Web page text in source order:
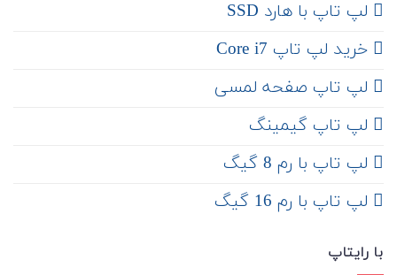
لپ تاپ با هارد SSD
خرید لپ تاپ Core i7
لپ تاپ صفحه لمسی
لپ تاپ گیمینگ
لپ تاپ با رم 8 گیگ
لپ تاپ با رم 16 گیگ
با رایتاپ